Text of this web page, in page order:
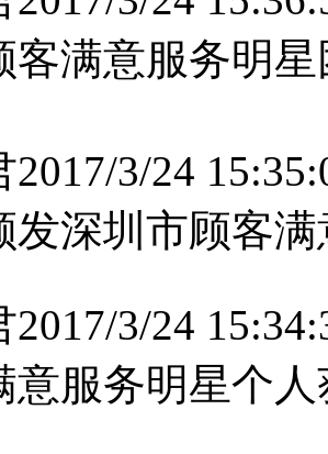
客满意服务明
2017/3/24
发深圳市顾客
2017/3/24
意服务明星个